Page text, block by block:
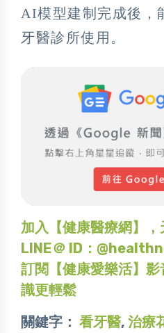
AI模型建制完成後，
牙醫診所使用。
加入【健康醫療網】，
LINE＠ ID：
訂閱【健康愛樂活】
識更輕鬆
關鍵字： 看牙醫, 治療